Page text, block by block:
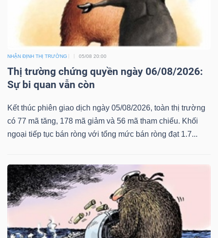
NHẬN ĐỊNH THỊ TRƯỜNG 05/08 20:00
Thị trường chứng quyền ngày 06/08/2026:
Sự bi quan vẫn còn
Kết thúc phiên giao dịch ngày 05/08/2026, toàn thị trường
có 77 mã tăng, 178 mã giảm và 56 mã tham chiếu. Khối
ngoại tiếp tục bán ròng với tổng mức bán ròng đạt 1.7...